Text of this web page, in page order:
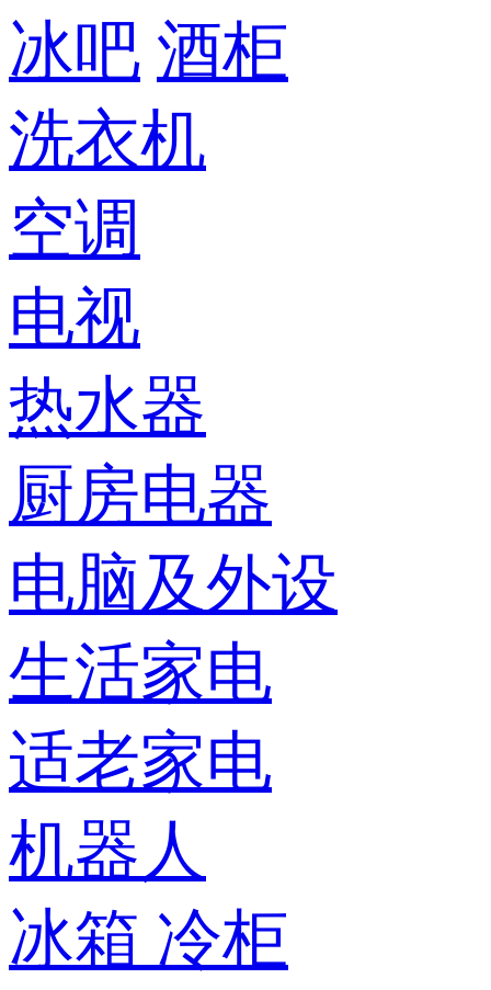
冰吧 酒柜
洗衣机
空调
电视
热水器
厨房电器
电脑及外设
生活家电
适老家电
机器人
冰箱 冷柜